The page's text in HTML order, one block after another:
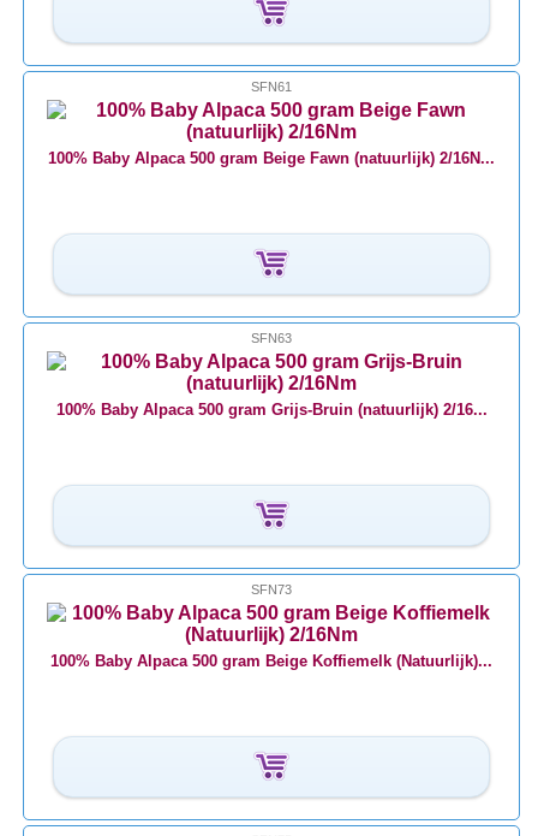
SFN61
100% Baby Alpaca 500 gram Beige Fawn (natuurlijk) 2/16N...
SFN63
100% Baby Alpaca 500 gram Grijs-Bruin (natuurlijk) 2/16...
SFN73
100% Baby Alpaca 500 gram Beige Koffiemelk (Natuurlijk)...